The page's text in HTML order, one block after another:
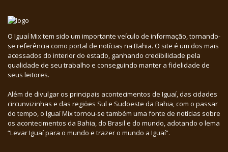
O Iguaí Mix tem sido um importante veículo de informação, tornando-
se referência como portal de notícias na Bahia. O site é um dos mais
acessados do interior do estado, ganhando credibilidade pela
qualidade de seu trabalho e conseguindo manter a fidelidade de
seus leitores.
Além de divulgar os principais acontecimentos de Iguaí, das cidades
circunvizinhas e das regiões Sul e Sudoeste da Bahia, com o passar
do tempo, o Iguaí Mix tornou-se também uma fonte de notícias sobre
os acontecimentos da Bahia, do Brasil e do mundo, adotando o lema
“Levar Iguaí para o mundo e trazer o mundo a Iguaí”.